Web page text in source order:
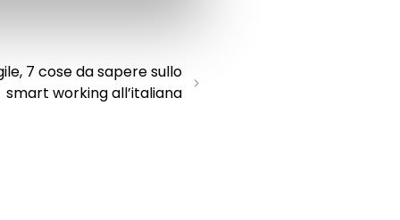
7 cose da sapere sullo
smart working all’italiana